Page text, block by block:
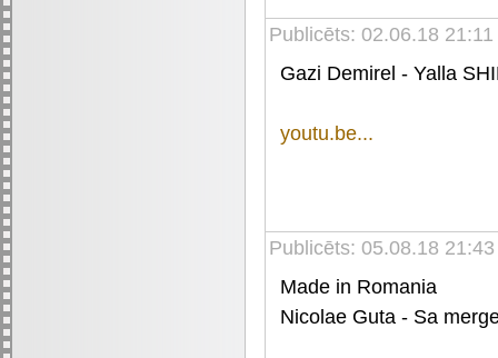
Publicēts: 02.06.18 21:11
Gazi Demirel - Yalla
youtu.be...
Publicēts: 05.08.18 21:43
Made in Romania
Nicolae Guta - Sa